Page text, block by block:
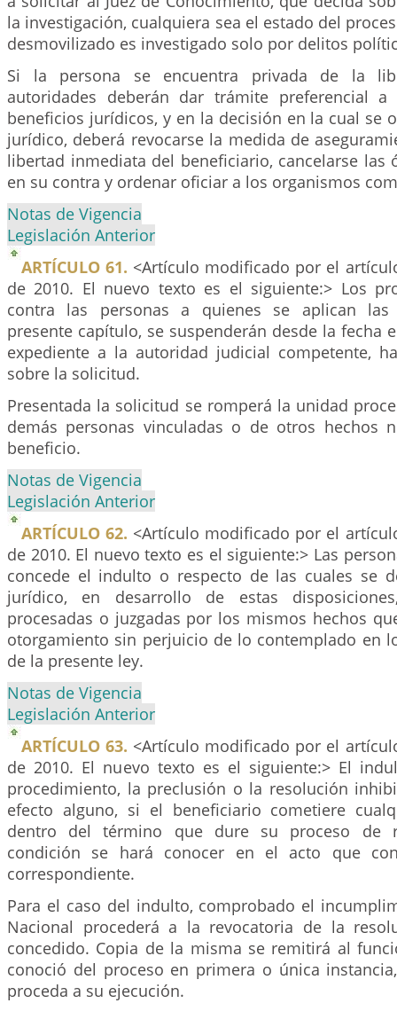
la investigación, cualquiera sea el estado del
desmovilizado es investigado solo por delitos
Si la persona se encuentra privada de la
autoridades deberán dar trámite preferencial
beneficios jurídicos, y en la decisión en la cual se
jurídico, deberá revocarse la medida de
libertad inmediata del beneficiario, cancelarse las
en su contra y ordenar oficiar a los organismos
Notas de Vigencia
Legislación Anterior
ARTÍCULO 61. <Artículo modificado por el
de 2010. El nuevo texto es el siguiente:> Los
contra las personas a quienes se aplican las
presente capítulo, se suspenderán desde la fecha
expediente a la autoridad judicial competente,
sobre la solicitud.
Presentada la solicitud se romperá la unidad
demás personas vinculadas o de otros hechos
beneficio.
Notas de Vigencia
Legislación Anterior
ARTÍCULO 62. <Artículo modificado por el
de 2010. El nuevo texto es el siguiente:> Las
concede el indulto o respecto de las cuales se
jurídico, en desarrollo de estas
procesadas o juzgadas por los mismos hechos
otorgamiento sin perjuicio de lo contemplado en
de la presente ley.
Notas de Vigencia
Legislación Anterior
ARTÍCULO 63. <Artículo modificado por el
de 2010. El nuevo texto es el siguiente:> El
procedimiento, la preclusión o la resolución
efecto alguno, si el beneficiario cometiere
dentro del término que dure su proceso de
condición se hará conocer en el acto que
correspondiente.
Para el caso del indulto, comprobado el
Nacional procederá a la revocatoria de la
concedido. Copia de la misma se remitirá al
conoció del proceso en primera o única
proceda a su ejecución.